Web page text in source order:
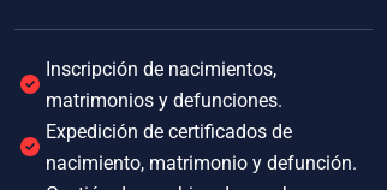
Inscripción de nacimientos,
matrimonios y defunciones.
Expedición de certificados de
nacimiento, matrimonio y defunción.